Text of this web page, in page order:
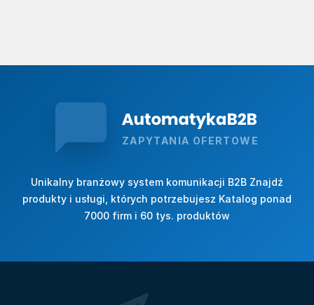
ZAPYTANIA OFERTOWE
Unikalny branżowy system komunikacji B2B Znajdź
produkty i usługi, których potrzebujesz Katalog ponad
7000 firm i 60 tys. produktów